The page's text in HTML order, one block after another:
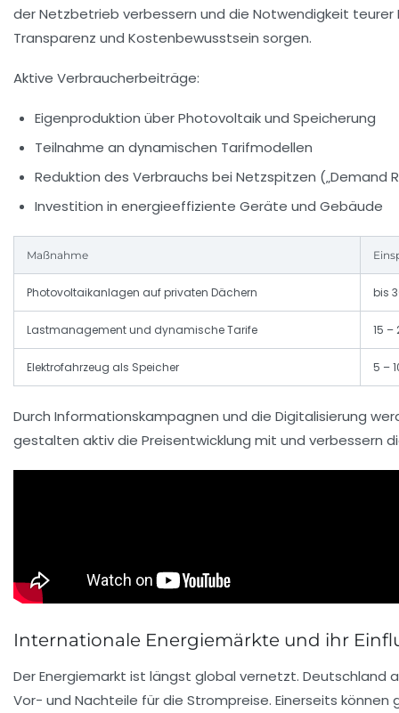
der Netzbetrieb verbessern und die Notwendigkeit
Transparenz und Kostenbewusstsein sorgen.
Aktive Verbraucherbeiträge:
Eigenproduktion über Photovoltaik und Speicherung
Teilnahme an dynamischen Tarifmodellen
Reduktion des Verbrauchs bei Netzspitzen („Demand
Investition in energieeffiziente Geräte und Gebäude
Maßnahme
Photovoltaikanlagen auf privaten Dächern bis
Lastmanagement und dynamische Tarife 15 –
Elektrofahrzeug als Speicher 5 –
Durch Informationskampagnen und die Digitalisierung
gestalten aktiv die Preisentwicklung mit und verbessern
Internationale Energiemärkte und ihr
Der Energiemarkt ist längst global vernetzt.
Vor- und Nachteile für die Strompreise. Einerseits